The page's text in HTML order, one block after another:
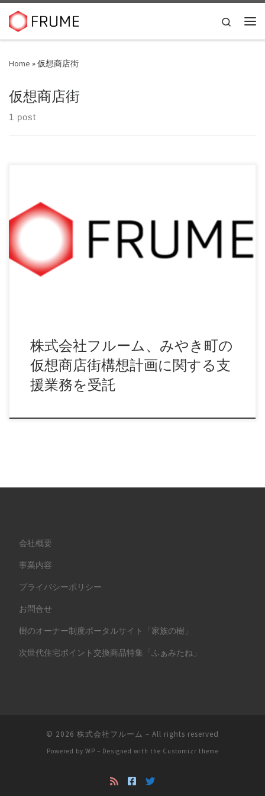
Skip to content
Search
Home »仮想商店街
仮想商店街
1 post
佐賀県みやき町の魅力的な商品を積極的にお届けします 九
州においてふるさと納税等のコンサ […]
株式会社フルーム、みやき町の
仮想商店街構想計画に関する支
援業務を受託
会社概要
事業内容
プライバシーポリシー
お問合せ
樹のオーナー制度ポータルサイト「家族の樹」
次世代住宅ポイント交換商品特集「ふぁみたね」
© 2026 株式会社フルーム – All rights reserved
Powered by WP – Designed with the Customizr theme